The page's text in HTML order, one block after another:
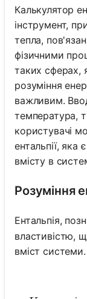
Калькулятор
інструмент,
тепла,
фізичними
таких сферах,
розуміння
важливим.
температура,
користувачі
ентальпії, яка
вмісту в
Розуміння
Ентальпія,
властивістю,
вміст